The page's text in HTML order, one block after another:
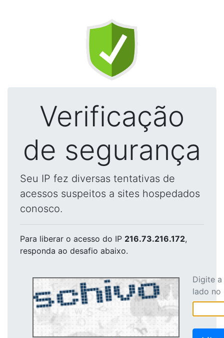
Verificação
de segurança
Seu IP fez diversas tentativas de
acessos suspeitos a sites hospedados
conosco.
Para liberar o acesso do IP 216.73.216.172,
responda ao desafio abaixo.
Digite
lado no